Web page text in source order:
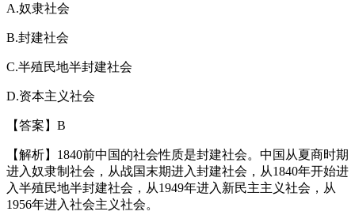
A.奴隶社会
B.封建社会
C.半殖民地半封建社会
D.资本主义社会
【答案】B
【解析】1840前中国的社会性质是封建社会。中国从夏商时期
进入奴隶制社会，从战国末期进入封建社会，从1840年开始进
入半殖民地半封建社会，从1949年进入新民主主义社会，从
1956年进入社会主义社会。